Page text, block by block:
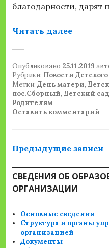
благодарности, дарят
Читать далее«ДЕНЬ
Опубликовано 25.11.2019
Рубрики: Новости
Метки: День матери,
пос.Сборный, Детский
Родителям
Оставить комментарий
Навигация
по
записям
Предыдущие записи
СВЕДЕНИЯ ОБ
ОРГАНИЗАЦИИ
Основные сведения
Структура и органы
организацией
Документы